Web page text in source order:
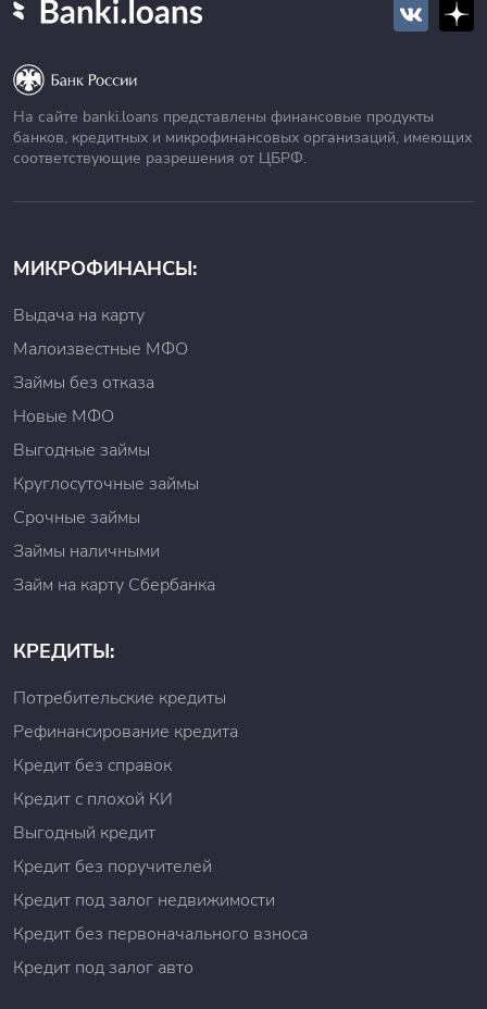
На сайте banki.loans представлены финансовые продукты
банков, кредитных и микрофинансовых организаций, имеющих
соответствующие разрешения от ЦБРФ.
МИКРОФИНАНСЫ:
Выдача на карту
Малоизвестные МФО
Займы без отказа
Новые МФО
Выгодные займы
Круглосуточные займы
Срочные займы
Займы наличными
Займ на карту Сбербанка
КРЕДИТЫ:
Потребительские кредиты
Рефинансирование кредита
Кредит без справок
Кредит с плохой КИ
Выгодный кредит
Кредит без поручителей
Кредит под залог недвижимости
Кредит без первоначального взноса
Кредит под залог авто